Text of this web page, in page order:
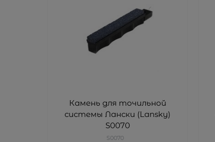
Камень для точильной
системы Лански (Lansky)
S0070
S0070